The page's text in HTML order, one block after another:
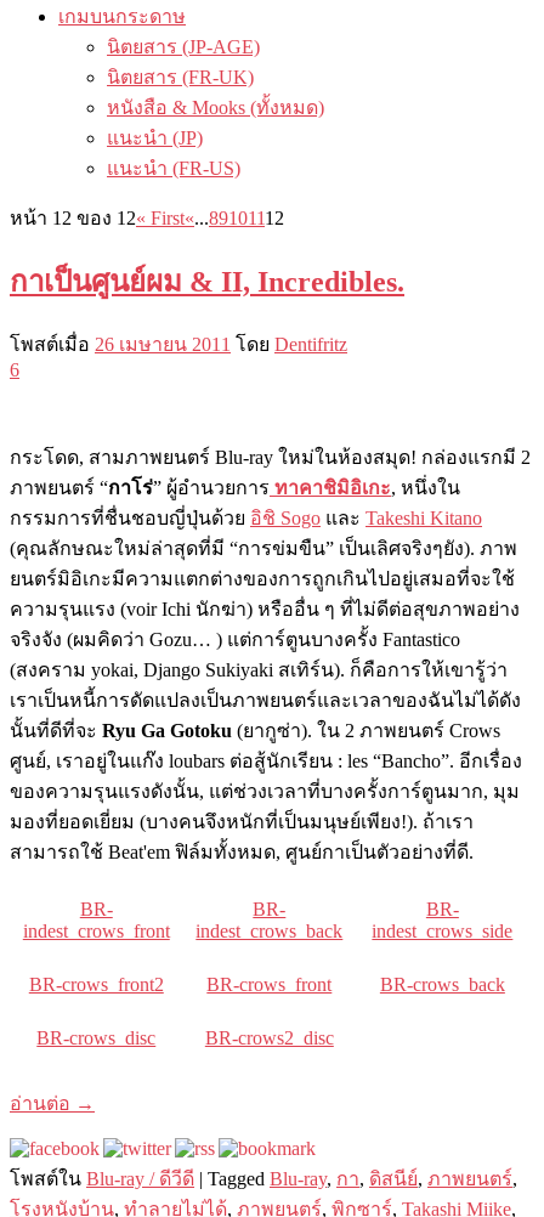
เกมบนกระดาษ
นิตยสาร (JP-AGE)
นิตยสาร (FR-UK)
หนังสือ & Mooks (ทั้งหมด)
แนะนำ (JP)
แนะนำ (FR-US)
หน้า 12 ของ 12« First«...89101112
กาเป็นศูนย์ผม & II, Incredibles.
โพสต์เมื่อ 26 เมษายน 2011 โดย Dentifritz
6
กระโดด, สามภาพยนตร์ Blu-ray ใหม่ในห้องสมุด! กล่องแรกมี 2
ภาพยนตร์ “กาโร่” ผู้อำนวยการ ทาคาชิมิอิเกะ, หนึ่งใน
กรรมการที่ชื่นชอบญี่ปุ่นด้วย อิชิ Sogo และ Takeshi Kitano
(คุณลักษณะใหม่ล่าสุดที่มี “การข่มขืน” เป็นเลิศจริงๆยัง). ภาพ
ยนตร์มิอิเกะมีความแตกต่างของการถูกเกินไปอยู่เสมอที่จะใช้
ความรุนแรง (voir Ichi นักฆ่า) หรืออื่น ๆ ที่ไม่ดีต่อสุขภาพอย่าง
จริงจัง (ผมคิดว่า Gozu… ) แต่การ์ตูนบางครั้ง Fantastico
(สงคราม yokai, Django Sukiyaki สเทิร์น). ก็คือการให้เขารู้ว่า
เราเป็นหนี้การดัดแปลงเป็นภาพยนตร์และเวลาของฉันไม่ได้ดัง
นั้นที่ดีที่จะ Ryu Ga Gotoku (ยากูซ่า). ใน 2 ภาพยนตร์ Crows
ศูนย์, เราอยู่ในแก๊ง loubars ต่อสู้นักเรียน : les “Bancho”. อีกเรื่อง
ของความรุนแรงดังนั้น, แต่ช่วงเวลาที่บางครั้งการ์ตูนมาก, มุม
มองที่ยอดเยี่ยม (บางคนจึงหนักที่เป็นมนุษย์เพียง!). ถ้าเรา
สามารถใช้ Beat'em ฟิล์มทั้งหมด, ศูนย์กาเป็นตัวอย่างที่ดี.
BR-
indest_crows_front
BR-
indest_crows_back
BR-
indest_crows_side
BR-crows_front2 BR-crows_front BR-crows_back
BR-crows_disc BR-crows2_disc
อ่านต่อ →
โพสต์ใน Blu-ray / ดีวีดี | Tagged Blu-ray, กา, ดิสนีย์, ภาพยนตร์,
โรงหนังบ้าน, ทำลายไม่ได้, ภาพยนตร์, พิกซาร์, Takashi Miike,